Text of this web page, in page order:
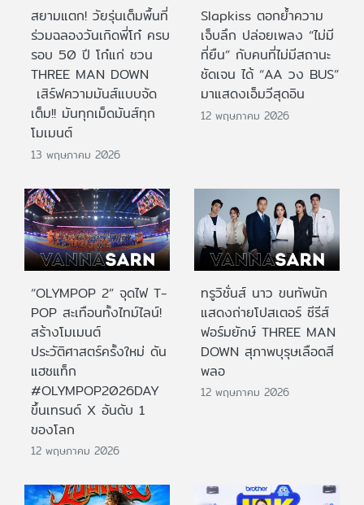
สยามแตก! วัยรุ่นเต็มพื้นที่
ร่วมฉลองวันเกิดพี่โก๋ ครบ
รอบ 50 ปี โก๋แก่ ชวน
THREE MAN DOWN
เสิร์ฟความมันส์แบบจัด
เต็ม!! มันทุกเม็ดมันส์ทุก
โมเมนต์
13 พฤษภาคม 2026
Slapkiss ตอกย้ำความ
เจ็บลึก ปล่อยเพลง “ไม่มี
ที่ยืน” กับคนที่ไม่มีสถานะ
ชัดเจน ได้ “AA วง BUS”
มาแสดงเอ็มวีสุดอิน
12 พฤษภาคม 2026
“OLYMPOP 2” จุดไฟ T-
POP สะเทือนทั้งไทม์ไลน์!
สร้างโมเมนต์
ประวัติศาสตร์ครั้งใหม่ ดัน
แฮชแท็ก
#OLYMPOP2026DAY
ขึ้นเทรนด์ X อันดับ 1
ของโลก
12 พฤษภาคม 2026
ทรูวิชั่นส์ นาว ขนทัพนัก
แสดงถ่ายโปสเตอร์ ซีรีส์
ฟอร์มยักษ์ THREE MAN
DOWN สุภาพบุรุษเลือดสี
พลอ
12 พฤษภาคม 2026